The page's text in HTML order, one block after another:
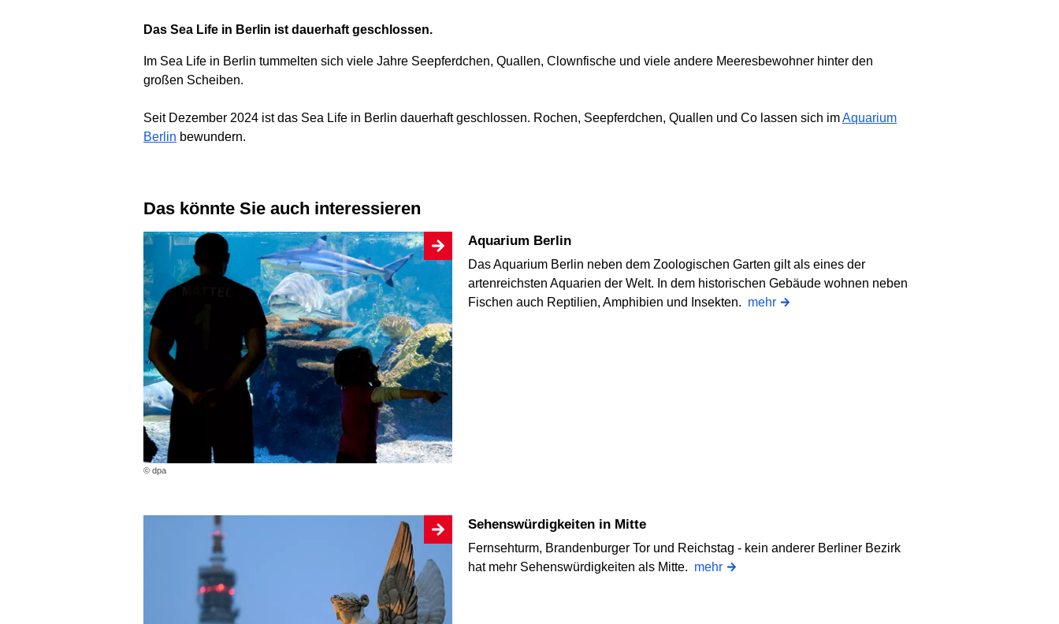
Das Sea Life in Berlin ist dauerhaft geschlossen.
Im Sea Life in Berlin tummelten sich viele Jahre Seepferdchen, Quallen, Clownfische und viele andere Meeresbewohner hinter den
großen Scheiben.
Seit Dezember 2024 ist das Sea Life in Berlin dauerhaft geschlossen. Rochen, Seepferdchen, Quallen und Co lassen sich imAquarium
Berlin bewundern.
Das könnte Sie auch interessieren
© dpa
Aquarium Berlin
Das Aquarium Berlin neben dem Zoologischen Garten gilt als eines der
artenreichsten Aquarien der Welt. In dem historischen Gebäude wohnen neben
Fischen auch Reptilien, Amphibien und Insekten. mehr
Sehenswürdigkeiten in Mitte
Fernsehturm, Brandenburger Tor und Reichstag - kein anderer Berliner Bezirk
hat mehr Sehenswürdigkeiten als Mitte. mehr